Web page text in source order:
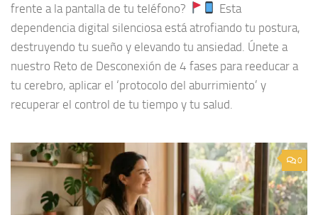
frente a la pantalla de tu teléfono?
Esta
dependencia digital silenciosa está atrofiando tu postura,
destruyendo tu sueño y elevando tu ansiedad. Únete a
nuestro Reto de Desconexión de 4 fases para reeducar a
tu cerebro, aplicar el ‘protocolo del aburrimiento’ y
recuperar el control de tu tiempo y tu salud.
0